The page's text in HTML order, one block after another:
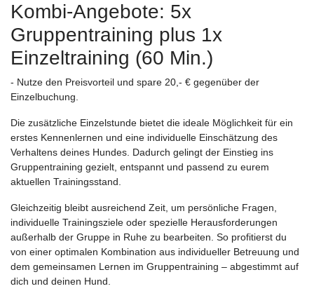
Kombi-Angebote: 5x
Gruppentraining plus 1x
Einzeltraining (60 Min.)
- Nutze den Preisvorteil und spare 20,- € gegenüber der
Einzelbuchung.
Die zusätzliche Einzelstunde bietet die ideale Möglichkeit für ein
erstes Kennenlernen und eine individuelle Einschätzung des
Verhaltens deines Hundes. Dadurch gelingt der Einstieg ins
Gruppentraining gezielt, entspannt und passend zu eurem
aktuellen Trainingsstand.
Gleichzeitig bleibt ausreichend Zeit, um persönliche Fragen,
individuelle Trainingsziele oder spezielle Herausforderungen
außerhalb der Gruppe in Ruhe zu bearbeiten. So profitierst du
von einer optimalen Kombination aus individueller Betreuung und
dem gemeinsamen Lernen im Gruppentraining – abgestimmt auf
dich und deinen Hund.